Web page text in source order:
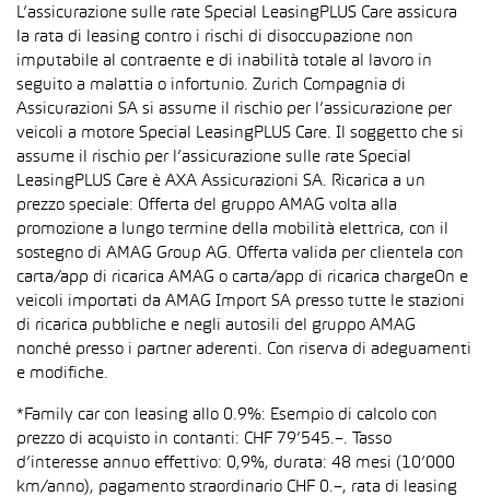
L’assicurazione sulle rate Special LeasingPLUS Care assicura
la rata di leasing contro i rischi di disoccupazione non
imputabile al contraente e di inabilità totale al lavoro in
seguito a malattia o infortunio. Zurich Compagnia di
Assicurazioni SA si assume il rischio per l’assicurazione per
veicoli a motore Special LeasingPLUS Care. Il soggetto che si
assume il rischio per l’assicurazione sulle rate Special
LeasingPLUS Care è AXA Assicurazioni SA. Ricarica a un
prezzo speciale: Offerta del gruppo AMAG volta alla
promozione a lungo termine della mobilità elettrica, con il
sostegno di AMAG Group AG. Offerta valida per clientela con
carta/app di ricarica AMAG o carta/app di ricarica chargeOn e
veicoli importati da AMAG Import SA presso tutte le stazioni
di ricarica pubbliche e negli autosili del gruppo AMAG
nonché presso i partner aderenti. Con riserva di adeguamenti
e modifiche.
*Family car con leasing allo 0.9%: Esempio di calcolo con
prezzo di acquisto in contanti: CHF 79’545.–. Tasso
d’interesse annuo effettivo: 0,9%, durata: 48 mesi (10’000
km/anno), pagamento straordinario CHF 0.–, rata di leasing